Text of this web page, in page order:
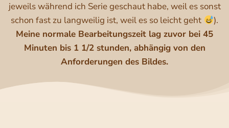
jeweils während ich Serie geschaut habe, weil es sonst
schon fast zu langweilig ist, weil es so leicht geht
).
Meine normale Bearbeitungszeit lag zuvor bei 45
Minuten bis 1 1/2 stunden, abhängig von den
Anforderungen des Bildes.